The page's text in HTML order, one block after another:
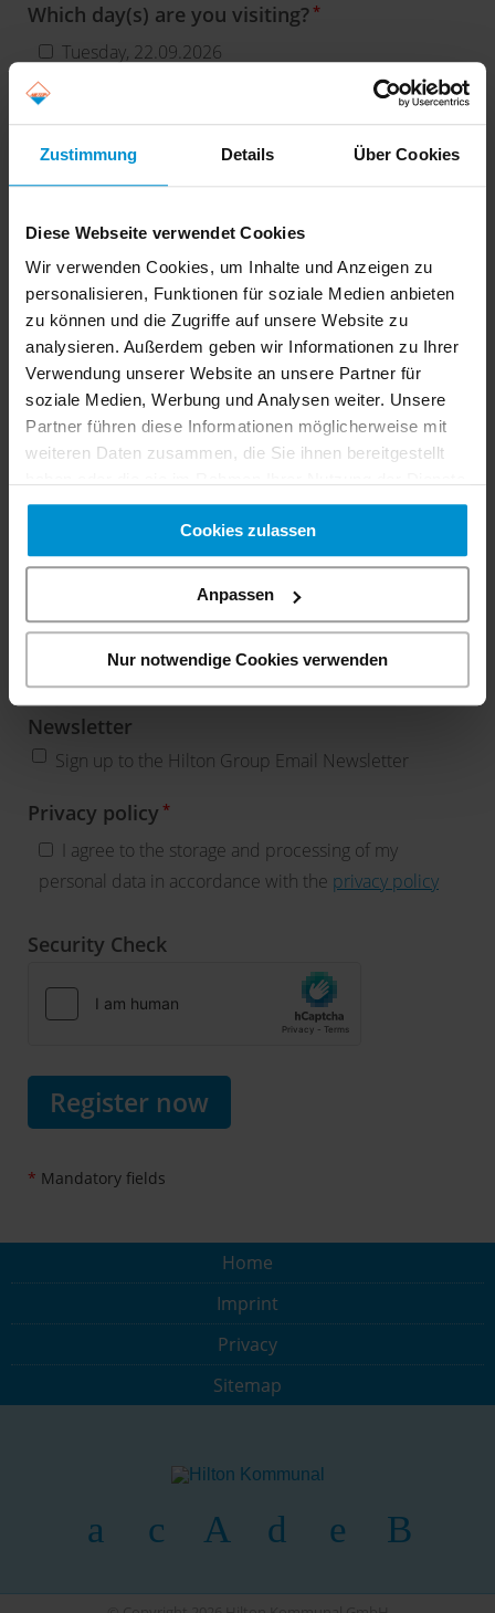
Zustimmung Details Über Cookies
Diese Webseite verwendet Cookies
Wir verwenden Cookies, um Inhalte und Anzeigen zu
personalisieren, Funktionen für soziale Medien anbieten
zu können und die Zugriffe auf unsere Website zu
analysieren. Außerdem geben wir Informationen zu Ihrer
Verwendung unserer Website an unsere Partner für
soziale Medien, Werbung und Analysen weiter. Unsere
Partner führen diese Informationen möglicherweise mit
weiteren Daten zusammen, die Sie ihnen bereitgestellt
gesammelt haben. Sie geben Einwilligung zu unseren
Cookies, wenn Sie unsere Webseite weiterhin nutzen.
Cookies zulassen
Anpassen
Nur notwendige Cookies verwenden
Which day(s) are you visiting?
Tuesday, 22.09.2026
Thursday, 24.09.2026
Friday, 25.09.2026
Which products are you interested in?
Catenary vehicles
Rail cleaning vehicles
Rescue vehicles
Other vehicles
Would you like to book an appointment?
Yes
Additional information
Newsletter
Sign up to the Hilton Group Email Newsletter
Privacy policy
I agree to the storage and processing of my
personal data in accordance with the privacy policy
Security Check
* Mandatory fields
Home
Imprint
Privacy
Sitemap